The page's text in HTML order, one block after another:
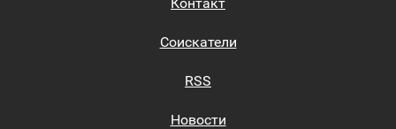
Соискатели
RSS
Новости